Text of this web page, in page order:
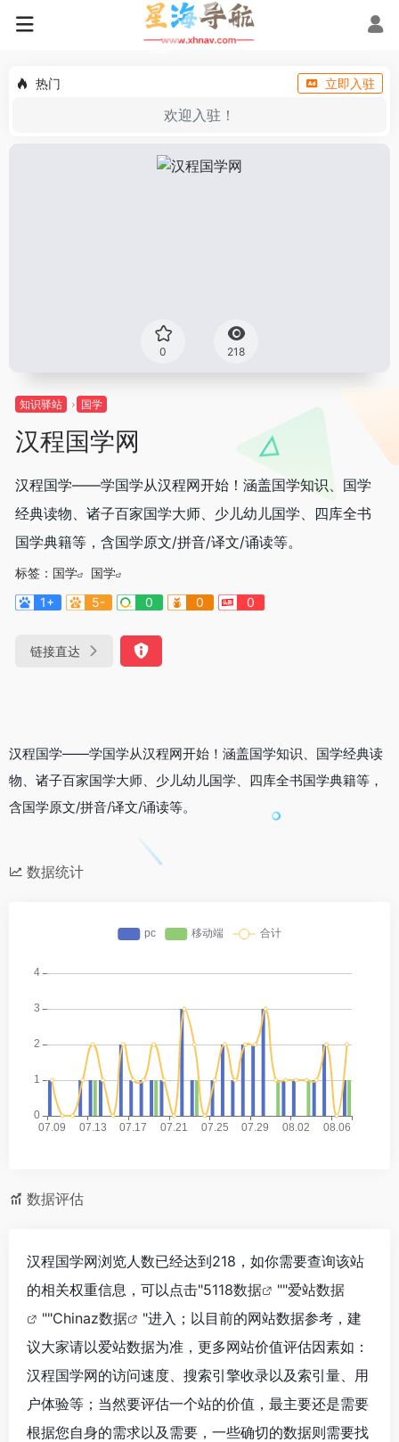
热门 立即入驻
欢迎入驻！
0 218
知识驿站 国学
汉程国学网
汉程国学——学国学从汉程网开始！涵盖国学知识、国学
经典读物、诸子百家国学大师、少儿幼儿国学、四库全书
国学典籍等，含国学原文/拼音/译文/诵读等。
标签： 国学
国学
1+
5- 0 0 0
链接直达
汉程国学——学国学从汉程网开始！涵盖国学知识、国学经典读
物、诸子百家国学大师、少儿幼儿国学、四库全书国学典籍等，
含国学原文/拼音/译文/诵读等。
数据统计
数据评估
汉程国学网浏览人数已经达到218，如你需要查询该站
的相关权重信息，可以点击"5118数据 ""爱站数据
""Chinaz数据
"进入；以目前的网站数据参考，建
议大家请以爱站数据为准，更多网站价值评估因素如：
汉程国学网的访问速度、搜索引擎收录以及索引量、用
户体验等；当然要评估一个站的价值，最主要还是需要
根据您自身的需求以及需要，一些确切的数据则需要找